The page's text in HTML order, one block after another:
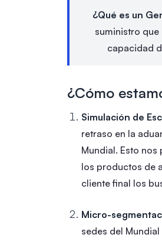
¿Qué es un
suministro
capacidad
¿Cómo
Simulación de
retraso en la
Mundial. Esto
los productos de
cliente final los
Micro-
sedes del